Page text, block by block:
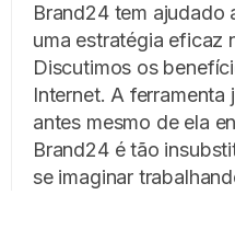
Brand24 tem ajudado
uma estratégia eficaz
Discutimos os
Internet. A ferramenta
antes mesmo de ela
Brand24 é tão
se imaginar